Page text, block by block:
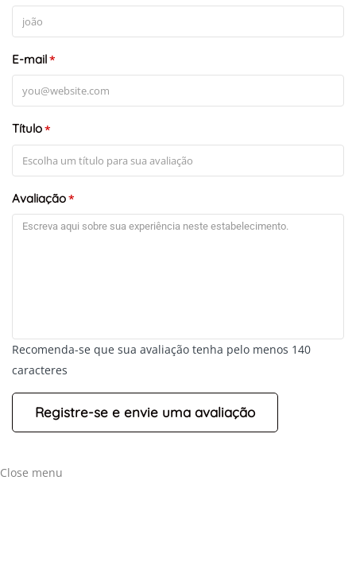
Leaflet
E-mail*
Título*
Avaliação*
Recomenda-se que sua avaliação tenha pelo menos 140
caracteres
Close menu